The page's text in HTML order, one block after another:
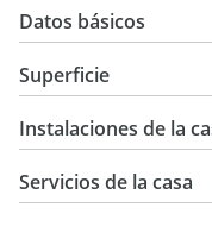
propiedad.
Responsables
Matías G. Valencia, Col.
Martillero Matías F.
Datos básicos
USD 420.000
Superficie
280 m2
Instalaciones de la
Servicios de la casa